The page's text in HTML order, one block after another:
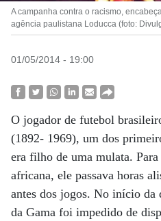
A campanha contra o racismo,
agência paulistana Loducca (foto:
01/05/2014 - 19:00
O jogador de futebol
(1892- 1969), um dos
era filho de uma mulata. Para
africana, ele passava horas
antes dos jogos. No início da
da Gama foi impedido de